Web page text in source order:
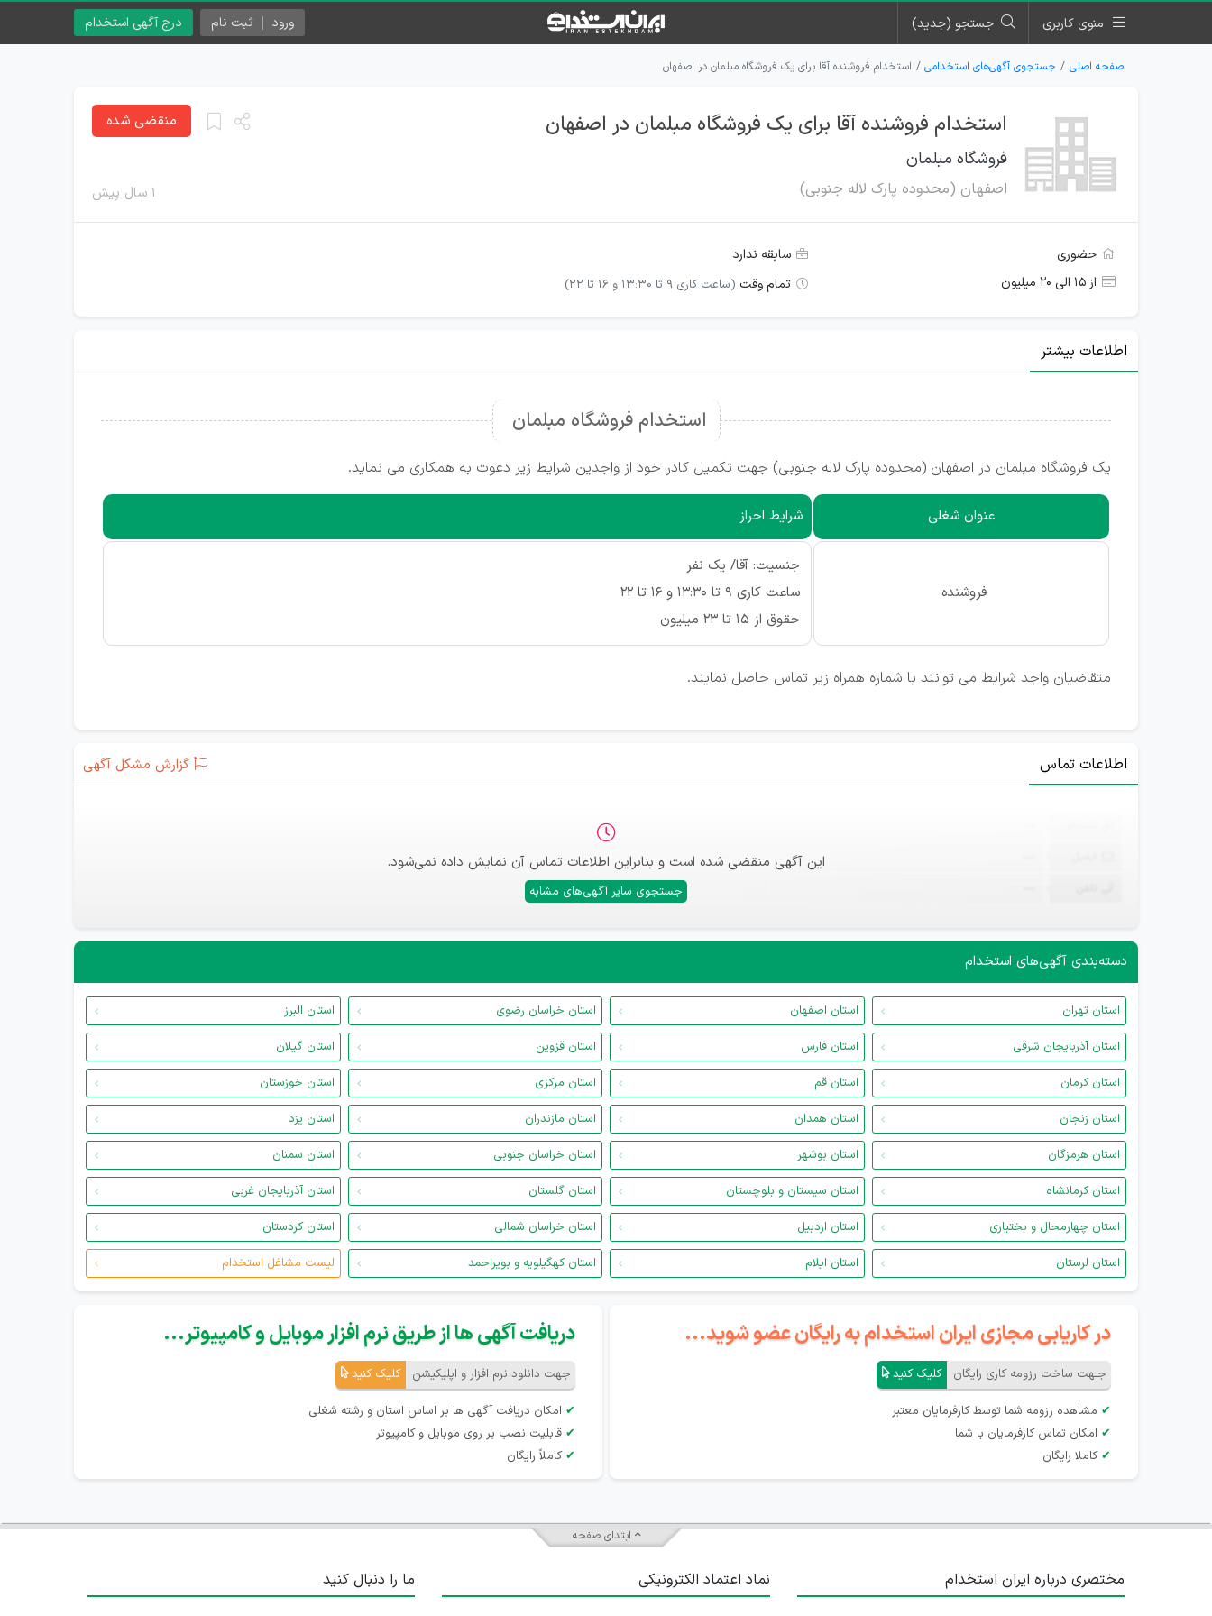
منوی کاربری جستجو (جدید) درج آگهی استخدام ورود ثبت نام
صفحه اصلی جستجوی آگهی‌های استخدامی استخدام فروشنده آقا برای یک فروشگاه مبلمان در اصفهان
استخدام فروشنده آقا برای یک فروشگاه مبلمان در اصفهان
فروشگاه مبلمان
اصفهان (محدوده پارک لاله جنوبی) ۱ سال پیش
منقضی شده
حضوری
سابقه ندارد
از ۱۵ الی ۲۰ میلیون
تمام وقت (ساعت کاری 9 تا 13:30 و 16 تا 22)
اطلاعات بیشتر
استخدام فروشگاه مبلمان
یک فروشگاه مبلمان در اصفهان (محدوده پارک لاله جنوبی) جهت تکمیل کادر خود از واجدین شرایط زیر دعوت به همکاری می نماید.
عنوان شغلی شرایط احراز
فروشنده
جنسیت: آقا/ یک نفر
ساعت کاری 9 تا 13:30 و 16 تا 22
حقوق از 15 تا 23 میلیون
متقاضیان واجد شرایط می توانند با شماره همراه زیر تماس حاصل نمایند.
اطلاعات تماس گزارش مشکل آگهی
این آگهی منقضی شده است و بنابراین اطلاعات تماس آن نمایش داده نمی‌شود.
جستجوی سایر آگهی‌های مشابه
دسته‌بندی آگهی‌های استخدام
استان تهران استان اصفهان استان خراسان رضوی
استان البرز
استان آذربایجان شرقی
استان فارس استان قزوین
استان گیلان
استان کرمان
استان قم استان مرکزی
استان خوزستان
استان زنجان
استان همدان استان مازندران
استان یزد
استان هرمزگان
استان بوشهر استان خراسان جنوبی
استان سمنان
استان کرمانشاه
استان سیستان و بلوچستان استان گلستان
استان آذربایجان غربی
استان چهارمحال و بختیاری
استان اردبیل استان خراسان شمالی
استان کردستان
استان لرستان
استان ایلام استان کهگیلویه و بویراحمد لیست مشاغل استخدام
در کاریابی مجازی ایران استخدام به رایگان عضو شوید...
جـهت ساخت رزومه کاری رایگان کلیک کنید
✔ مشاهده رزومه شما توسط کارفرمایان معتبر
✔ امکان تماس کارفرمایان با شما
✔ کاملا رایگان
دریافت آگهی ها از طریق نرم افزار موبایل و کامپیوتر...
جهت دانلود نرم افزار و اپلیکیشن کلیک کنید
✔ امکان دریافت آگهی ها بر اساس استان و رشته شغلی
✔ قابلیت نصب بر روی موبایل و کامپیوتر
✔ کاملاً رایگان
ابتدای صفحه
مختصری درباره ایران استخدام نماد اعتماد الکترونیکی ما را دنبال کنید